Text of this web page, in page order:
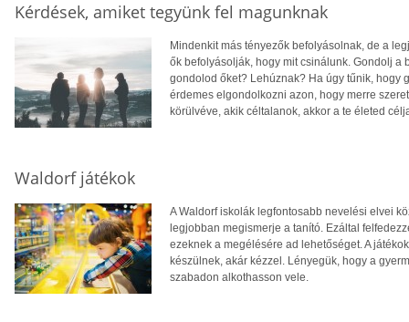
Kérdések, amiket tegyünk fel magunknak
Mindenkit más tényezők befolyásolnak, de a
ők befolyásolják, hogy mit csinálunk. Gondolj
gondolod őket? Lehúznak? Ha úgy tűnik, hogy
érdemes elgondolkozni azon, hogy merre
körülvéve, akik céltalanok, akkor a te életed
Waldorf játékok
A Waldorf iskolák legfontosabb nevelési elvei
legjobban megismerje a tanító. Ezáltal
ezeknek a megélésére ad lehetőséget. A
készülnek, akár kézzel. Lényegük, hogy a
szabadon alkothasson vele.